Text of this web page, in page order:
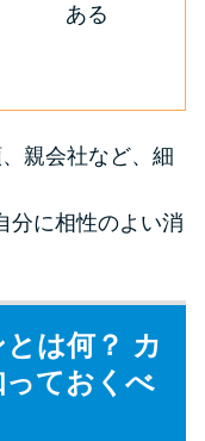
ドローンと比
る方法があ
る方法は？親
悪質な手口に
ある
親会社など、細
分に相性のよい消
は何？ カ
ておくべ